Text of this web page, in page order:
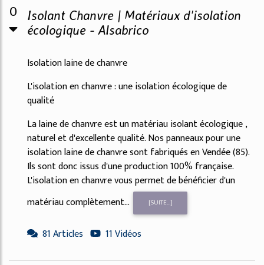
0
Isolant Chanvre | Matériaux d'isolation
écologique - Alsabrico
Isolation laine de chanvre
L'isolation en chanvre : une isolation écologique de
qualité
La laine de chanvre est un matériau isolant écologique ,
naturel et d'excellente qualité. Nos panneaux pour une
isolation laine de chanvre sont fabriqués en Vendée (85).
Ils sont donc issus d'une production 100% française.
L'isolation en chanvre vous permet de bénéficier d'un
matériau complètement...
[SUITE...]
81 Articles 11 Vidéos